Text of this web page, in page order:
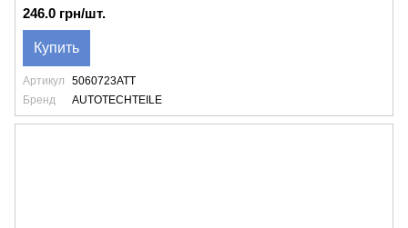
246.0 грн/шт.
Купить
Артикул
5060723ATT
Бренд
AUTOTECHTEILE